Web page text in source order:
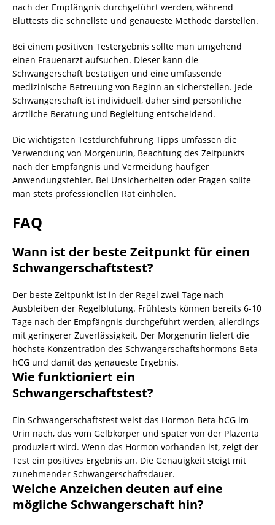
nach der Empfängnis durchgeführt werden, während
Bluttests die schnellste und genaueste Methode darstellen.
Bei einem positiven Testergebnis sollte man umgehend
einen Frauenarzt aufsuchen. Dieser kann die
Schwangerschaft bestätigen und eine umfassende
medizinische Betreuung von Beginn an sicherstellen. Jede
Schwangerschaft ist individuell, daher sind persönliche
ärztliche Beratung und Begleitung entscheidend.
Die wichtigsten Testdurchführung Tipps umfassen die
Verwendung von Morgenurin, Beachtung des Zeitpunkts
nach der Empfängnis und Vermeidung häufiger
Anwendungsfehler. Bei Unsicherheiten oder Fragen sollte
man stets professionellen Rat einholen.
FAQ
Wann ist der beste Zeitpunkt für einen
Schwangerschaftstest?
Der beste Zeitpunkt ist in der Regel zwei Tage nach
Ausbleiben der Regelblutung. Frühtests können bereits 6-10
Tage nach der Empfängnis durchgeführt werden, allerdings
mit geringerer Zuverlässigkeit. Der Morgenurin liefert die
höchste Konzentration des Schwangerschaftshormons Beta-
hCG und damit das genaueste Ergebnis.
Wie funktioniert ein
Schwangerschaftstest?
Ein Schwangerschaftstest weist das Hormon Beta-hCG im
Urin nach, das vom Gelbkörper und später von der Plazenta
produziert wird. Wenn das Hormon vorhanden ist, zeigt der
Test ein positives Ergebnis an. Die Genauigkeit steigt mit
zunehmender Schwangerschaftsdauer.
Welche Anzeichen deuten auf eine
mögliche Schwangerschaft hin?